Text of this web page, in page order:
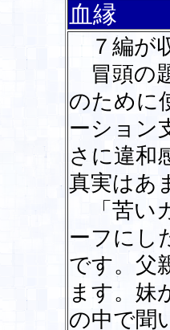
血縁
７編が
冒頭の
のために
ーション
さに違和
真実はあ
「苦い
ーフにし
です。父
ます。妹
の中で聞